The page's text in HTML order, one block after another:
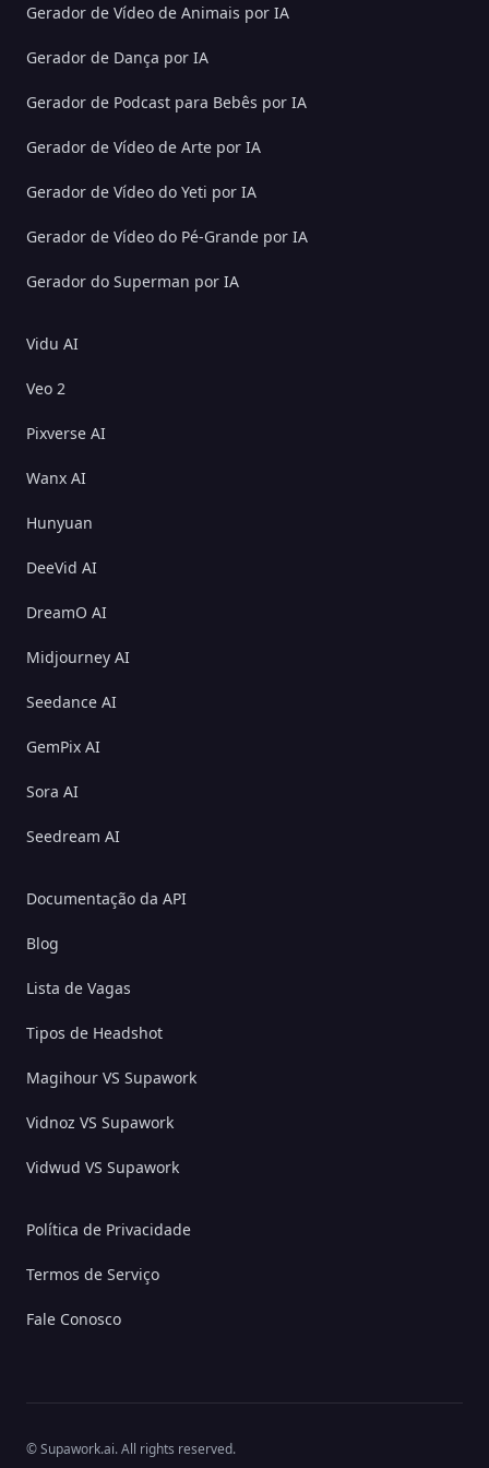
Gerador de Vídeo de Animais por IA
Gerador de Dança por IA
Gerador de Podcast para Bebês por IA
Gerador de Vídeo de Arte por IA
Gerador de Vídeo do Yeti por IA
Gerador de Vídeo do Pé-Grande por IA
Gerador do Superman por IA
Vidu AI
Veo 2
Pixverse AI
Wanx AI
Hunyuan
DeeVid AI
DreamO AI
Midjourney AI
Seedance AI
GemPix AI
Sora AI
Seedream AI
Documentação da API
Blog
Lista de Vagas
Tipos de Headshot
Magihour VS Supawork
Vidnoz VS Supawork
Vidwud VS Supawork
Política de Privacidade
Termos de Serviço
Fale Conosco
© Supawork.ai. All rights reserved.